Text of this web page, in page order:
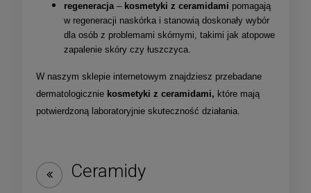
regeneracja– kosmetyki z ceramidami pomagają
w regeneracji naskórka i stanowią doskonały wybór
dla osób z problemami skórnymi, takimi jak atopowe
zapalenie skóry czy łuszczyca.
W naszym sklepie internetowym znajdziesz przebadane
dermatologicznie kosmetyki z ceramidami, które mają
potwierdzoną laboratoryjnie skuteczność działania.
Ceramidy